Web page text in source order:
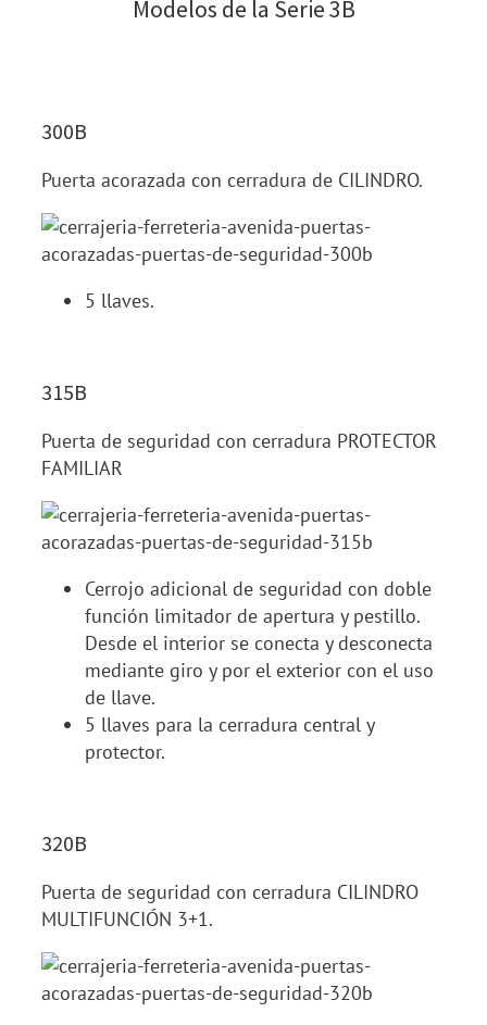
Modelos de la Serie 3B
300B
Puerta acorazada con cerradura de CILINDRO.
5 llaves.
315B
Puerta de seguridad con cerradura PROTECTOR
FAMILIAR
Cerrojo adicional de seguridad con doble
función limitador de apertura y pestillo.
Desde el interior se conecta y desconecta
mediante giro y por el exterior con el uso
de llave.
5 llaves para la cerradura central y
protector.
320B
Puerta de seguridad con cerradura CILINDRO
MULTIFUNCIÓN 3+1.